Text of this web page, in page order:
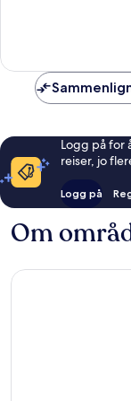
Logg på for
reiser, jo
Logg på
Om